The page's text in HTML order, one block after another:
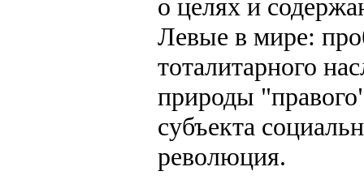
о целях и
Левые в мире:
тоталитарного
природы
субъекта
революция.